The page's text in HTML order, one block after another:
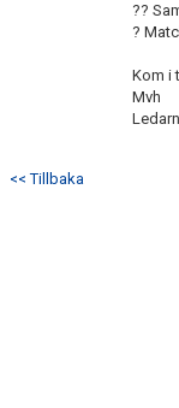
??
?
Kom i
Mvh
<< Tillbaka